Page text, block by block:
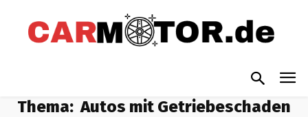
Thema: Autos mit Getriebeschaden